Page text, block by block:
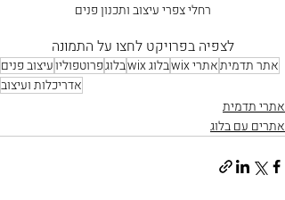
רחלי צפרי עיצוב ותכנון פנים
לצפיה בפרויקט לחצו על התמונה
אתר תדמיתאתרי wix בלוג wix בלוגפרוטפוליועיצוב פנים
אדריכלות ועיצוב
אתרי תדמית
אתרים עם בלוג